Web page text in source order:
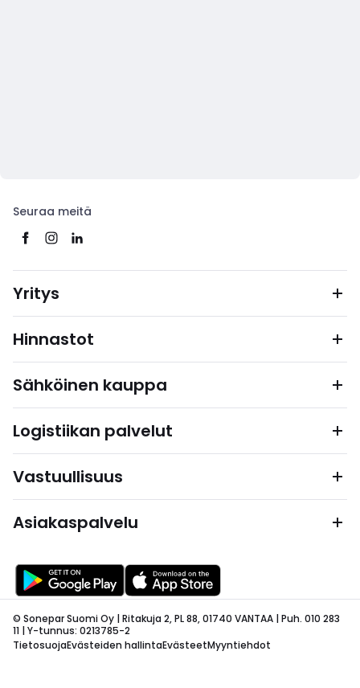
Seuraa meitä
Yritys
Hinnastot
Sähköinen kauppa
Logistiikan palvelut
Vastuullisuus
Asiakaspalvelu
© Sonepar Suomi Oy | Ritakuja 2, PL 88, 01740 VANTAA | Puh. 010 283
11 | Y-tunnus: 0213785-2
TietosuojaEvästeiden hallintaEvästeetMyyntiehdot